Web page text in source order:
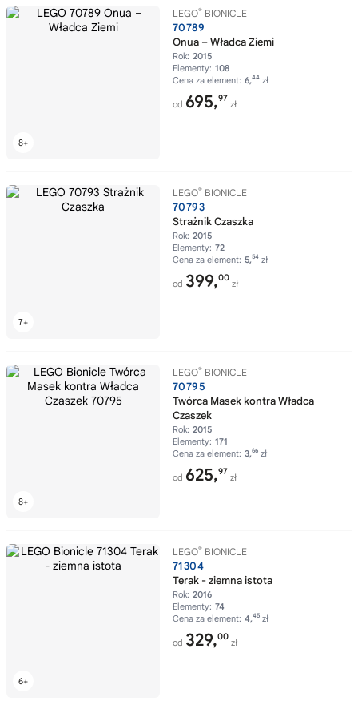
LEGO® BIONICLE
70789
Onua – Władca Ziemi
Rok: 2015
Elementy: 108
Cena za element: 6,44 zł
od 695,97
zł
LEGO® BIONICLE
70793
Strażnik Czaszka
Rok: 2015
Elementy: 72
Cena za element: 5,54 zł
od 399,00
zł
LEGO® BIONICLE
70795
Twórca Masek kontra Władca
Czaszek
Rok: 2015
Elementy: 171
Cena za element: 3,66 zł
od 625,97
zł
LEGO® BIONICLE
71304
Terak - ziemna istota
Rok: 2016
Elementy: 74
Cena za element: 4,45 zł
od 329,00
zł